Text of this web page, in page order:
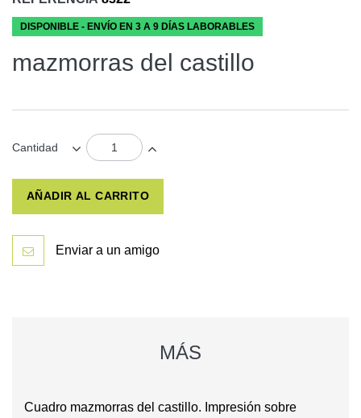
DISPONIBLE - ENVÍO EN 3 A 9 DÍAS LABORABLES
mazmorras del castillo
Cantidad
AÑADIR AL CARRITO
Enviar a un amigo
MÁS
Cuadro mazmorras del castillo. Impresión sobre